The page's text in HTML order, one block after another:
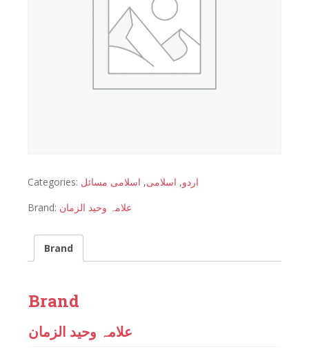
Categories: اردو, اسلامی, اسلامی مسائل
Brand: علامہ وحید الزمان
Brand
Brand
علامہ وحید الزمان